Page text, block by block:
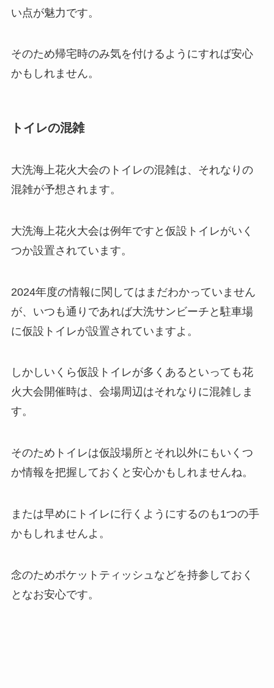
い点が魅力です。
そのため帰宅時のみ気を付けるようにすれば安心
かもしれません。
トイレの混雑
大洗海上花火大会のトイレの混雑は、それなりの
混雑が予想されます。
大洗海上花火大会は例年ですと仮設トイレがいく
つか設置されています。
2024年度の情報に関してはまだわかっていません
が、いつも通りであれば大洗サンビーチと駐車場
に仮設トイレが設置されていますよ。
しかしいくら仮設トイレが多くあるといっても花
火大会開催時は、会場周辺はそれなりに混雑しま
す。
そのためトイレは仮設場所とそれ以外にもいくつ
か情報を把握しておくと安心かもしれませんね。
または早めにトイレに行くようにするのも1つの手
かもしれませんよ。
念のためポケットティッシュなどを持参しておく
となお安心です。